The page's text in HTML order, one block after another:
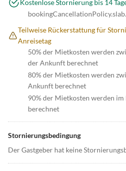
Kostenlose Stornierung bis 14
Teilweise Rückerstattung für
Anreisetag
50% der Mietkosten werden
der Ankunft berechnet
80% der Mietkosten werden
Ankunft berechnet
90% der Mietkosten werden
berechnet
Stornierungsbedingung
Der Gastgeber hat keine